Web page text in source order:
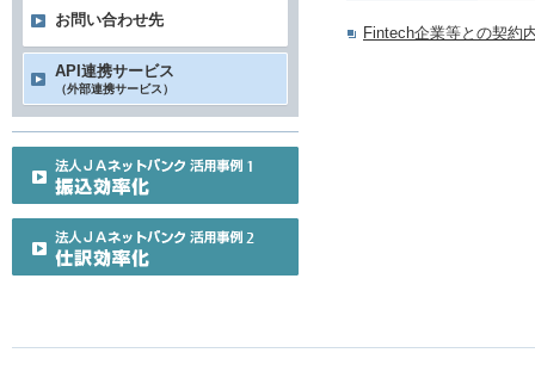
Fintech企業等との契約
お問い合わせ先
API連携サービス
（外部連携サービス）